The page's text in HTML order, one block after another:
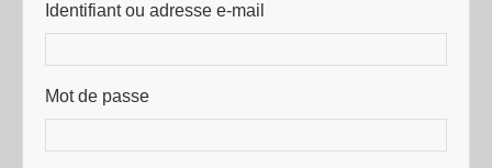
Identifiant ou adresse e-mail
Mot de passe